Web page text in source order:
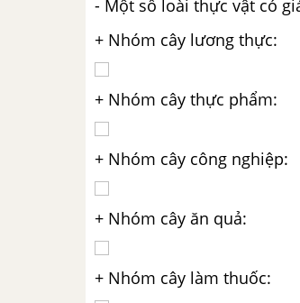
- Một số loài thực vật có
+ Nhóm cây lương thực:
+ Nhóm cây thực phẩm:
+ Nhóm cây công nghiệp:
+ Nhóm cây ăn quả:
+ Nhóm cây làm thuốc: